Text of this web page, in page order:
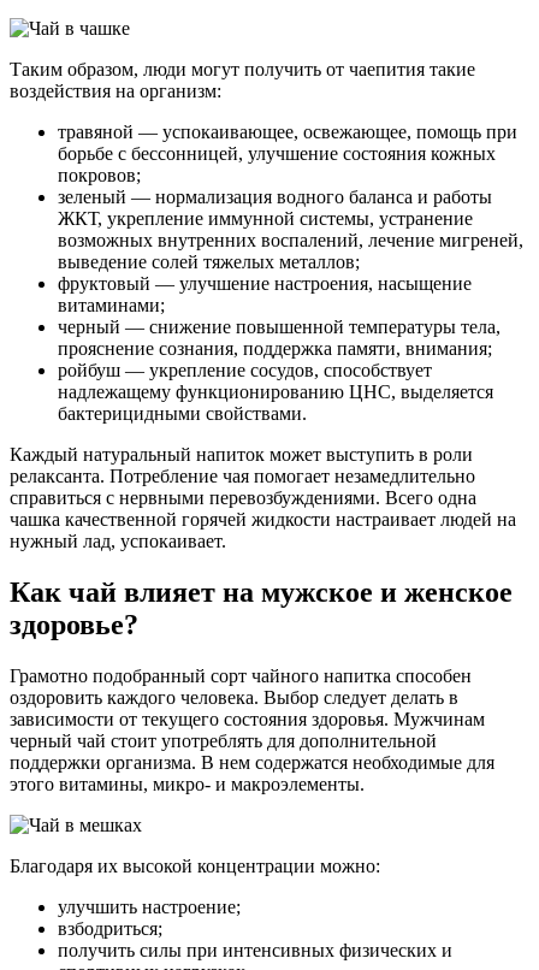
Таким образом, люди могут получить от чаепития такие
воздействия на организм:
травяной — успокаивающее, освежающее, помощь при
борьбе с бессонницей, улучшение состояния кожных
покровов;
зеленый — нормализация водного баланса и работы
ЖКТ, укрепление иммунной системы, устранение
возможных внутренних воспалений, лечение мигреней,
выведение солей тяжелых металлов;
фруктовый — улучшение настроения, насыщение
витаминами;
черный — снижение повышенной температуры тела,
прояснение сознания, поддержка памяти, внимания;
ройбуш — укрепление сосудов, способствует
надлежащему функционированию ЦНС, выделяется
бактерицидными свойствами.
Каждый натуральный напиток может выступить в роли
релаксанта. Потребление чая помогает незамедлительно
справиться с нервными перевозбуждениями. Всего одна
чашка качественной горячей жидкости настраивает людей на
нужный лад, успокаивает.
Как чай влияет на мужское и женское
здоровье?
Грамотно подобранный сорт чайного напитка способен
оздоровить каждого человека. Выбор следует делать в
зависимости от текущего состояния здоровья. Мужчинам
черный чай стоит употреблять для дополнительной
поддержки организма. В нем содержатся необходимые для
этого витамины, микро- и макроэлементы.
Благодаря их высокой концентрации можно:
улучшить настроение;
взбодриться;
получить силы при интенсивных физических и